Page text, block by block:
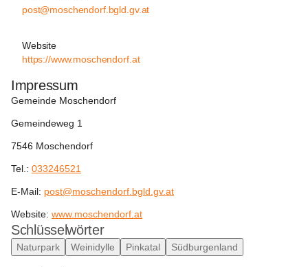
post@moschendorf.bgld.gv.at
Website
https://www.moschendorf.at
Impressum
Gemeinde Moschendorf
Gemeindeweg 1
7546 Moschendorf
Tel.: 033246521
E-Mail: post@moschendorf.bgld.gv.at
Website: www.moschendorf.at
Schlüsselwörter
Naturpark Weinidylle Pinkatal Südburgenland